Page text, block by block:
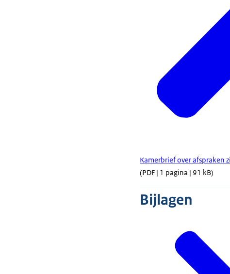
Kamerbrief over afspraken
(PDF | 1 pagina | 91 kB)
Bijlagen